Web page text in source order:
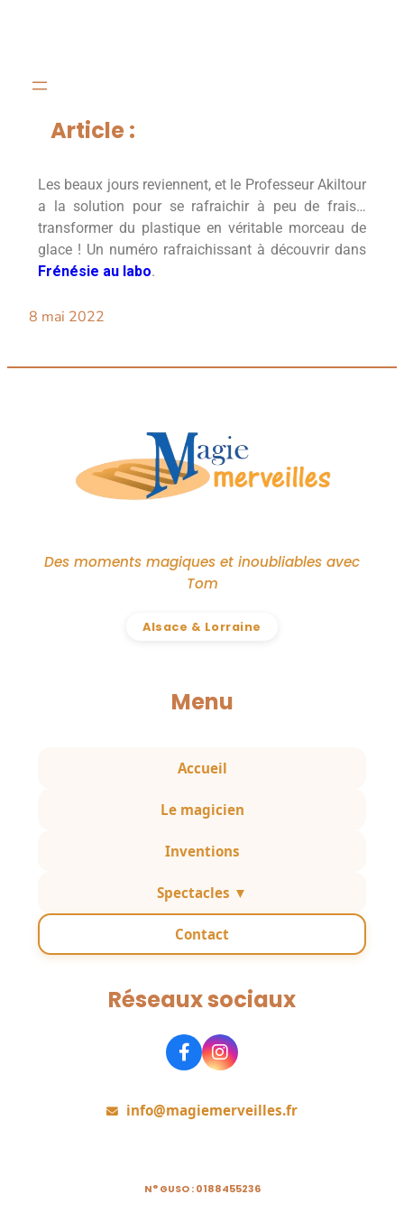
Article :
Les beaux jours reviennent, et le Professeur Akiltour
a la solution pour se rafraichir à peu de frais…
transformer du plastique en véritable morceau de
glace ! Un numéro rafraichissant à découvrir dans
Frénésie au labo.
8 mai 2022
Des moments magiques et inoubliables avec
Tom
Alsace & Lorraine
Menu
Accueil
Le magicien
Inventions
Spectacles ▼
Contact
Réseaux sociaux
info@magiemerveilles.fr
N° GUSO : 0188455236